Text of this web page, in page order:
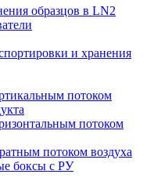
образцов в LN2
и хранения
потоком
потоком
потоком воздуха
боксы с РУ